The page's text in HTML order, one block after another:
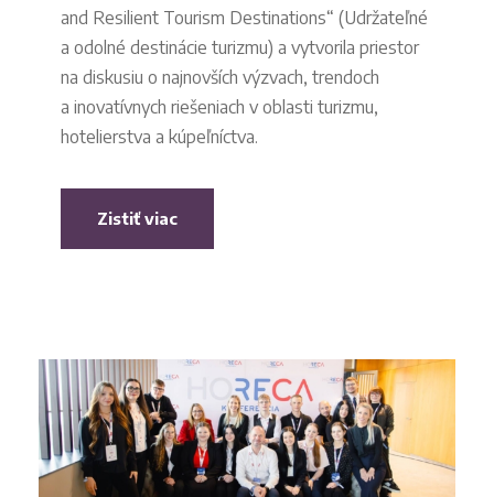
and Resilient Tourism Destinations“ (Udržateľné
a odolné destinácie turizmu) a vytvorila priestor
na diskusiu o najnovších výzvach, trendoch
a inovatívnych riešeniach v oblasti turizmu,
hotelierstva a kúpeľníctva.
Zistiť viac